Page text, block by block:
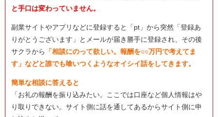
と手口は変わっていません。
副業サイトやアプリなどに登録すると「pt」から突然「登録あ
りがとうございます」とメールが届き勝手に登録され、その後
サクラから
「相談にのって欲しい。報酬を○○万円で考えてま
す」などと誰でも喰いつくようなオイシイ話をしてきます。
簡単な相談に答えると
「お礼の報酬を振り込みたい。ここでは口座など個人情報はや
り取りできない。サイト側に話を通してあるからサイト側に申